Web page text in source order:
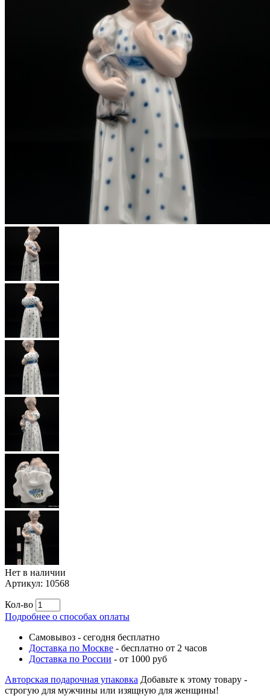
Нет в наличии
Артикул: 10568
Кол-во
Подробнее о способах оплаты
Самовывоз - сегодня бесплатно
Доставка по Москве - бесплатно от 2 часов
Доставка по России - от 1000 руб
Авторская подарочная упаковка Добавьте к этому товару -
строгую для мужчины или изящную для женщины!